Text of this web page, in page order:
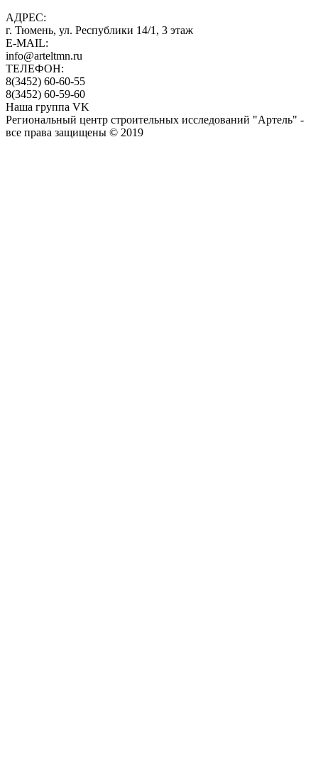
АДРЕС:
г. Тюмень, ул. Республики 14/1, 3 этаж
E-MAIL:
info@arteltmn.ru
ТЕЛЕФОН:
8(3452) 60-60-55
8(3452) 60-59-60
Наша группа VK
Региональный центр строительных исследований "Артель" -
все права защищены © 2019